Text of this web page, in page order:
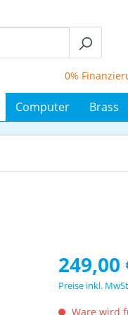
0%
Computer Brass
Regulärer
249,00
Preise inkl.
Ware wird